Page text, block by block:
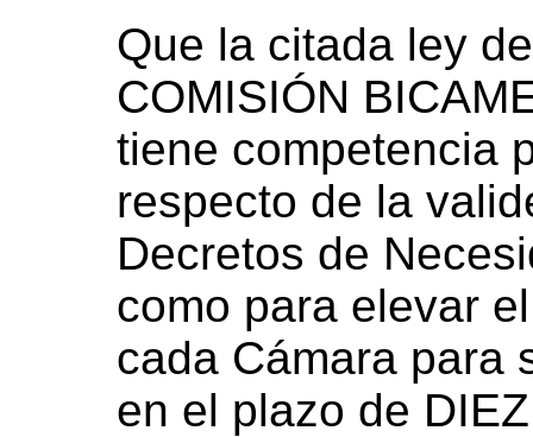
Que la citada ley
COMISIÓN
tiene competencia
respecto de la
Decretos de
como para elevar
cada Cámara para
en el plazo de